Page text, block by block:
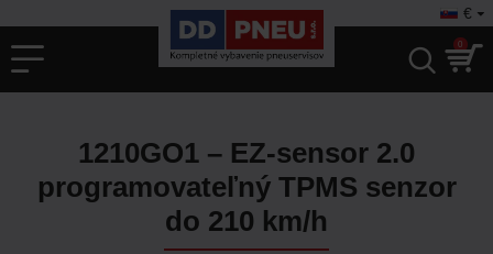
€
0
1210GO1 – EZ-sensor 2.0
programovateľný TPMS senzor
do 210 km/h